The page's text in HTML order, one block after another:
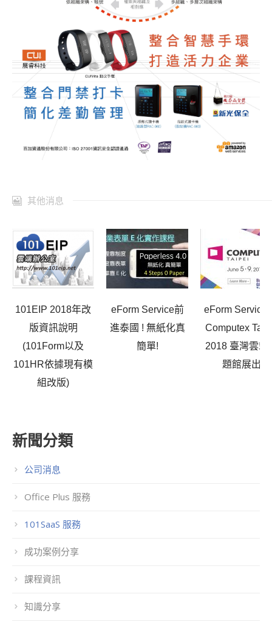
其他消息
101EIP 2018年改
版資訊說明
(101Form以及
101HR依據現有模
組改版)
eForm Service前
進泰國 ! 無紙化真
簡單!
eForm Service
Computex
2018 臺灣雲端
題館展出
新聞分類
公司消息
Office Plus 服務
101SaaS 服務
成功案例分享
課程資訊
知識分享